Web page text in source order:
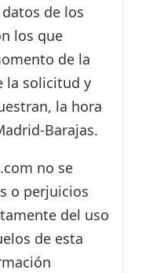
de los
los que
de la
la solicitud y
la hora
Barajas.
no se
o perjuicios
del uso
de esta